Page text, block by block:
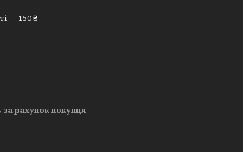
— 150 ₴
за рахунок покупця